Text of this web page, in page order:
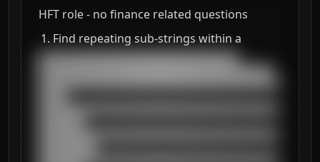
HFT role - no finance related questions
Find repeating sub-strings within a
███████████████████████████████████
█████████████████████████████████████████
██████████████████████████████████████████